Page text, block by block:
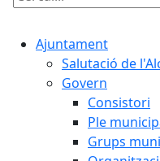
Cercar:
Ajuntament
Salutació de
Govern
Consistori
Ple
Grups